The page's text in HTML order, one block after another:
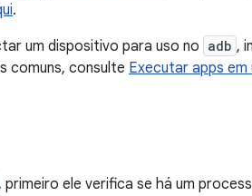
.
um dispositivo para uso no adb ,
comuns, consulte Executar apps
primeiro ele verifica se há um